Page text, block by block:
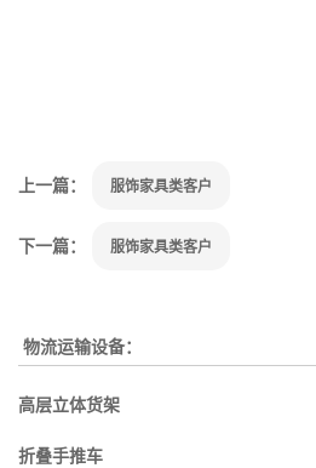
上一篇： 服饰家具类客户
下一篇： 服饰家具类客户
物流运输设备：
高层立体货架
折叠手推车